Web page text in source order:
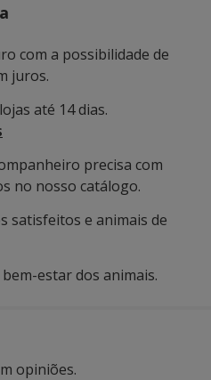
com a possibilidade de
juros.
até 14 dias.
precisa com
no nosso catálogo.
satisfeitos e animais de
estar dos animais.
opiniões.